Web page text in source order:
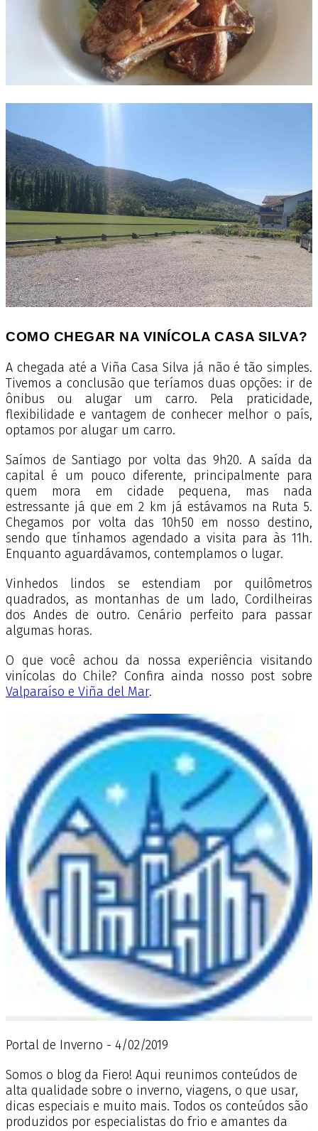
COMO CHEGAR NA VINÍCOLA CASA SILVA?
A chegada até a Viña Casa Silva já não é tão simples.
Tivemos a conclusão que teríamos duas opções: ir de
ônibus ou alugar um carro. Pela praticidade,
flexibilidade e vantagem de conhecer melhor o país,
optamos por alugar um carro.
Saímos de Santiago por volta das 9h20. A saída da
capital é um pouco diferente, principalmente para
quem mora em cidade pequena, mas nada
estressante já que em 2 km já estávamos na Ruta 5.
Chegamos por volta das 10h50 em nosso destino,
sendo que tínhamos agendado a visita para às 11h.
Enquanto aguardávamos, contemplamos o lugar.
Vinhedos lindos se estendiam por quilômetros
quadrados, as montanhas de um lado, Cordilheiras
dos Andes de outro. Cenário perfeito para passar
algumas horas.
O que você achou da nossa experiência visitando
vinícolas do Chile? Confira ainda nosso post sobre
Valparaíso e Viña del Mar.
Portal de Inverno - 4/02/2019
Somos o blog da Fiero! Aqui reunimos conteúdos de
alta qualidade sobre o inverno, viagens, o que usar,
dicas especiais e muito mais. Todos os conteúdos são
produzidos por especialistas do frio e amantes da